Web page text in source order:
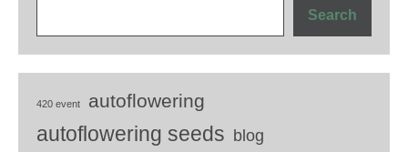
Search
420 event autoflowering
autoflowering seeds blog